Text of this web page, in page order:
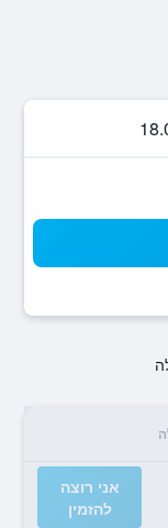
אני רוצה
להזמין